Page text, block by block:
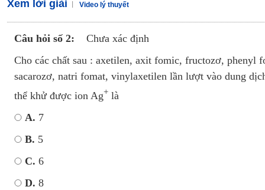
Xem lời giải Video lý thuyết
Câu hỏi số 2:
Chưa xác định
Cho các chất sau : axetilen, axit fomic, fructozơ, phenyl
sacarozơ, natri fomat, vinylaxetilen lần lượt vào dung
thể khử được ion Ag+ là
A. 7
B. 5
C. 6
D. 8